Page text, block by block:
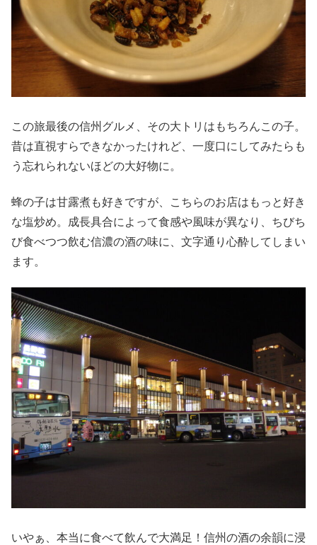
この旅最後の信州グルメ、その大トリはもちろんこの子。
昔は直視すらできなかったけれど、一度口にしてみたらも
う忘れられないほどの大好物に。
蜂の子は甘露煮も好きですが、こちらのお店はもっと好き
な塩炒め。成長具合によって食感や風味が異なり、ちびち
び食べつつ飲む信濃の酒の味に、文字通り心酔してしまい
ます。
いやぁ、本当に食べて飲んで大満足！信州の酒の余韻に浸